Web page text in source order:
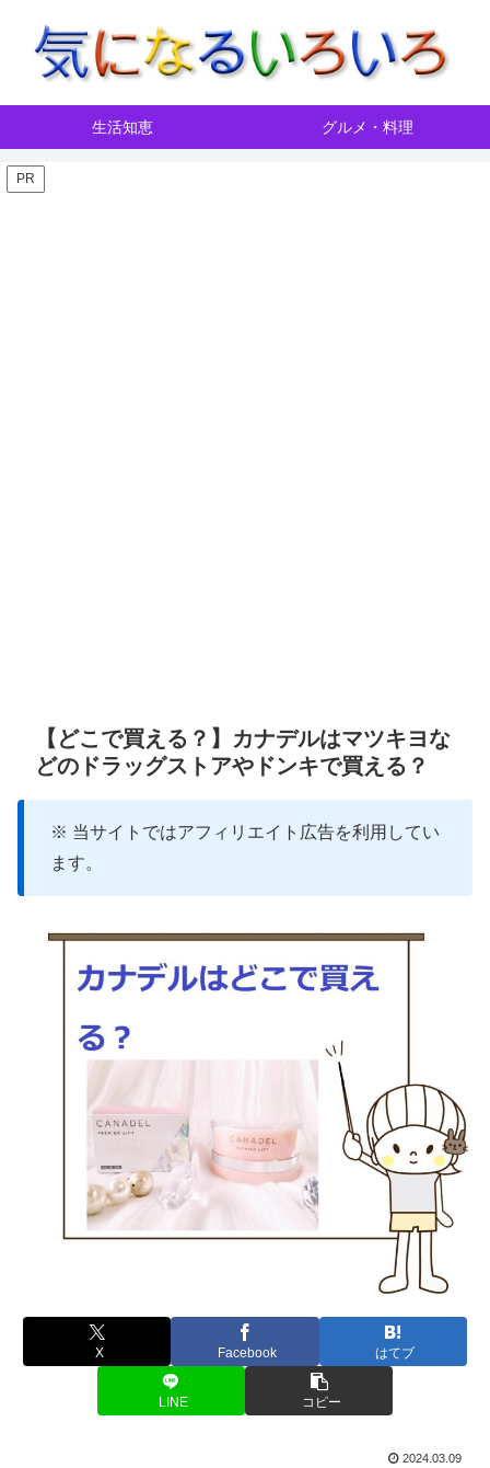
生活知恵 グルメ・料理
PR
【どこで買える？】カナデルはマツキヨな
どのドラッグストアやドンキで買える？
※ 当サイトではアフィリエイト広告を利用してい
ます。
X Facebook はてブ
LINE コピー
2024.03.09